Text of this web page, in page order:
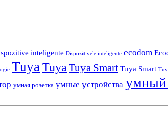
inteligente Dispozitivele inteligente ecodom
Tuya Tuya Tuya Smart Tuya Smart
умная розетка умные устройства